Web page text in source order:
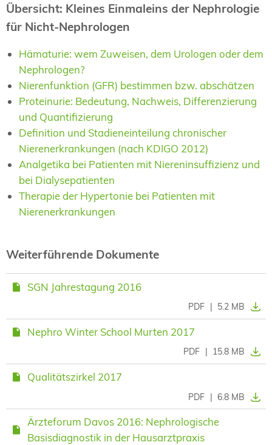
Übersicht: Kleines Einmaleins der Nephrologie
für Nicht-Nephrologen
Hämaturie: wem Zuweisen, dem Urologen oder dem
Nephrologen?
Nierenfunktion (GFR) bestimmen bzw. abschätzen
Proteinurie: Bedeutung, Nachweis, Differenzierung
und Quantifizierung
Definition und Stadieneinteilung chronischer
Nierenerkrankungen (nach KDIGO 2012)
Analgetika bei Patienten mit Niereninsuffizienz und
bei Dialysepatienten
Therapie der Hypertonie bei Patienten mit
Nierenerkrankungen
Weiterführende Dokumente
SGN Jahrestagung 2016
PDF | 5.2 MB
Nephro Winter School Murten 2017
PDF | 15.8 MB
Qualitätszirkel 2017
PDF | 6.8 MB
Ärzteforum Davos 2016: Nephrologische
Basisdiagnostik in der Hausarztpraxis